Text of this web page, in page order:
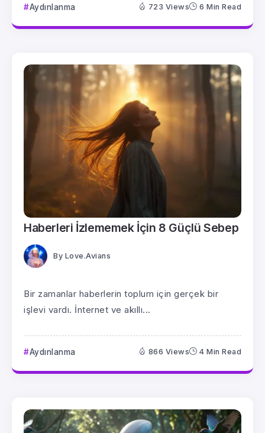
Aydınlanma 723 Views 6 Min Read
Haberleri İzlememek İçin 8 Güçlü Sebep
By Love.Avians
Bir zamanlar haberlerin toplum için gerçek bir
işlevi vardı. İnternet ve akıllı...
Aydınlanma 866 Views 4 Min Read